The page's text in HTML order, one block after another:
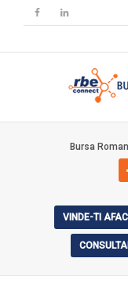
Bursa
VINDE-TI